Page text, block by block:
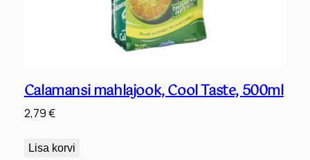
Calamansi mahlajook, Cool Taste, 500ml
2,79€
Lisa korvi